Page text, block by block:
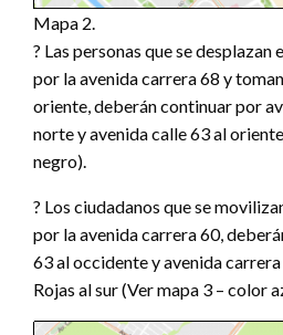
Mapa 2.
? Las personas que se desplazan
por la avenida carrera 68 y
oriente, deberán continuar por
norte y avenida calle 63 al
negro).
? Los ciudadanos que se
por la avenida carrera 60,
63 al occidente y avenida
Rojas al sur (Ver mapa 3 – color